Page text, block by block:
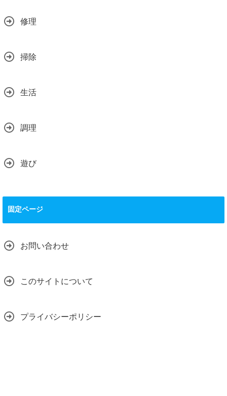
修理
掃除
生活
調理
遊び
固定ページ
お問い合わせ
このサイトについて
プライバシーポリシー